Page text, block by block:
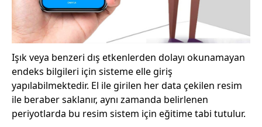
Işık veya benzeri dış etkenlerden dolayı okunamayan
endeks bilgileri için sisteme elle giriş
yapılabilmektedir. El ile girilen her data çekilen resim
ile beraber saklanır, aynı zamanda belirlenen
periyotlarda bu resim sistem için eğitime tabi tutulur.